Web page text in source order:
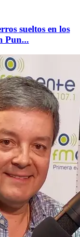
sueltos en los
Pun...